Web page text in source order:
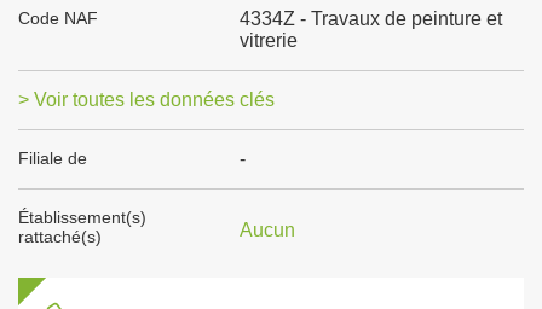
Code NAF
4334Z - Travaux de peinture et
vitrerie
> Voir toutes les données clés
Filiale de -
Établissement(s)
rattaché(s)
Aucun